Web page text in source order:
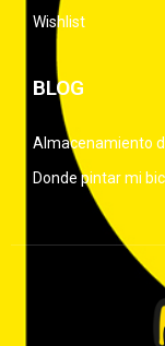
Wishlist
BLOG
Almacenamiento
Donde pintar mi